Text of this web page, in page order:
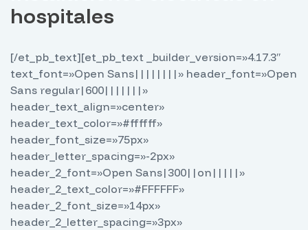
hospitales
[/et_pb_text][et_pb_text _builder_version=»4.17.3″
text_font=»Open Sans||||||||» header_font=»Open
Sans regular|600|||||||»
header_text_align=»center»
header_text_color=»#ffffff»
header_font_size=»75px»
header_letter_spacing=»-2px»
header_2_font=»Open Sans|300||on|||||»
header_2_text_color=»#FFFFFF»
header_2_font_size=»14px»
header_2_letter_spacing=»3px»